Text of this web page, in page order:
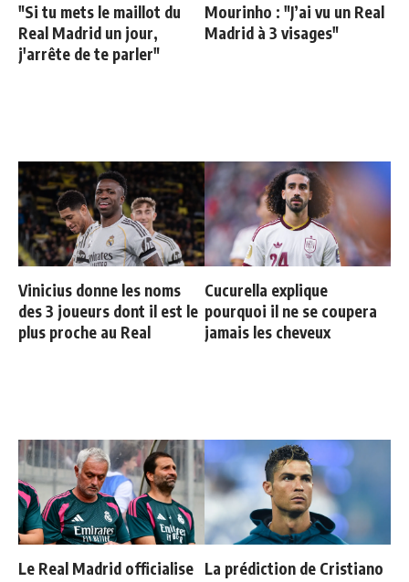
"Si tu mets le maillot du
Real Madrid un jour,
j'arrête de te parler"
Mourinho : "J’ai vu un Real
Madrid à 3 visages"
Vinicius donne les noms
des 3 joueurs dont il est le
plus proche au Real
Cucurella explique
pourquoi il ne se coupera
jamais les cheveux
Le Real Madrid officialise La prédiction de Cristiano